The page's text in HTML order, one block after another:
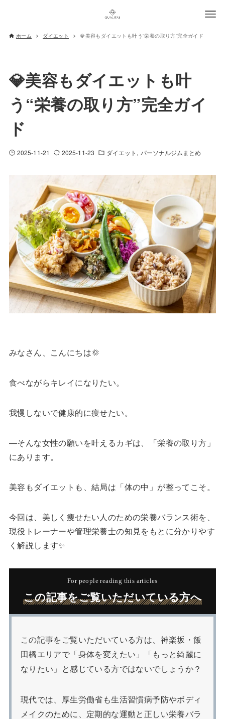
ホーム ダイエット 💎美容もダイエットも叶う“栄養の取り方”完全ガイド
💎美容もダイエットも叶
う“栄養の取り方”完全ガイ
ド
2025-11-21 2025-11-23 ダイエット パーソナルジムまとめ
みなさん、こんにちは🌞
食べながらキレイになりたい。
我慢しないで健康的に痩せたい。
―そんな女性の願いを叶えるカギは、「栄養の取り方」
にあります。
美容もダイエットも、結局は「体の中」が整ってこそ。
今回は、美しく痩せたい人のための栄養バランス術を、
現役トレーナーや管理栄養士の知見をもとに分かりやす
く解説します✨
For people reading this articles
この記事をご覧いただいている方へ
この記事をご覧いただいている方は、神楽坂・飯
田橋エリアで「身体を変えたい」「もっと綺麗に
なりたい」と感じている方ではないでしょうか？
現代では、厚生労働省も生活習慣病予防やボディ
メイクのために、定期的な運動と正しい栄養バラ